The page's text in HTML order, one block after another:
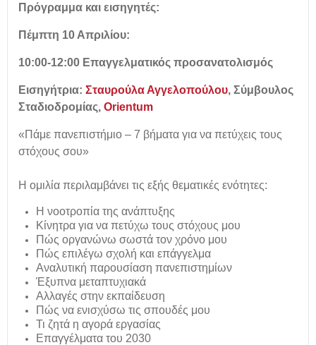
Πρόγραμμα και εισηγητές:
Πέμπτη 10 Απριλίου:
10:00-12:00 Επαγγελματικός προσανατολισμός
Εισηγήτρια: Σταυρούλα Αγγελοπούλου, Σύμβουλος
Σταδιοδρομίας, Orientum
«Πάμε πανεπιστήμιο – 7 βήματα για να πετύχεις τους
στόχους σου»
Η ομιλία περιλαμβάνει τις εξής θεματικές ενότητες:
Η νοοτροπία της ανάπτυξης
Κίνητρα για να πετύχω τους στόχους μου
Πώς οργανώνω σωστά τον χρόνο μου
Πώς επιλέγω σχολή και επάγγελμα
Αναλυτική παρουσίαση πανεπιστημίων
Έξυπνα μεταπτυχιακά
Αλλαγές στην εκπαίδευση
Πώς να ενισχύσω τις σπουδές μου
Τι ζητά η αγορά εργασίας
Επαγγέλματα του 2030